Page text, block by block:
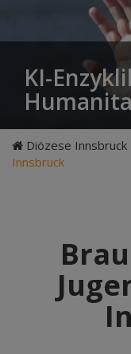
KI-
Diözese Innsbruck
Innsbruck